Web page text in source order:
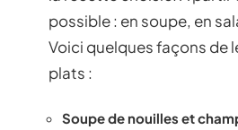
possible : en soupe, en
Voici quelques façons de
plats :
Soupe de nouilles et